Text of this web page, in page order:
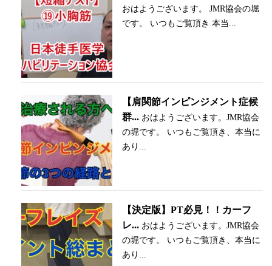
おはようございます。 JMR協会の堀
です。 いつもご覧頂き 本当...
【肩関節インピンジメント症候
群... おはようございます。JMR協会
の堀です。 いつもご覧頂き、本当に
あり...
【決定版】PT必見！！カーフ
レ... おはようございます。JMR協会
の堀です。 いつもご覧頂き、本当に
あり...